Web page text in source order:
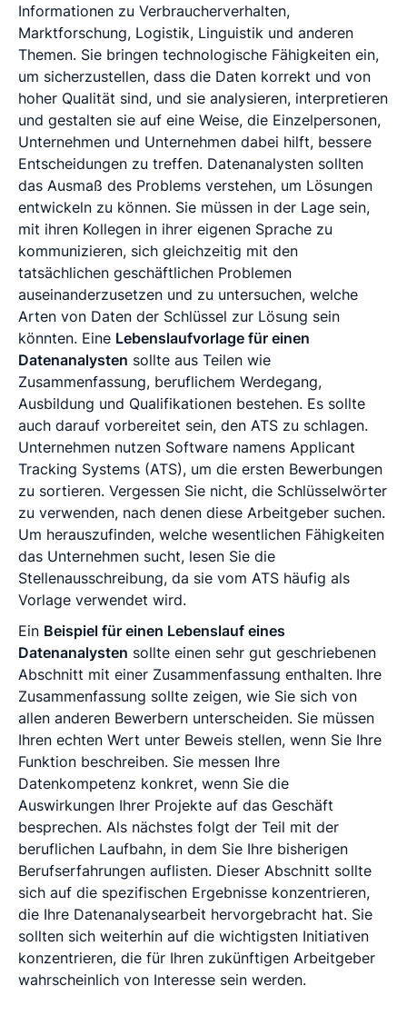
Informationen zu Verbraucherverhalten,
Marktforschung, Logistik, Linguistik und anderen
Themen. Sie bringen technologische Fähigkeiten ein,
um sicherzustellen, dass die Daten korrekt und von
hoher Qualität sind, und sie analysieren, interpretieren
und gestalten sie auf eine Weise, die Einzelpersonen,
Unternehmen und Unternehmen dabei hilft, bessere
Entscheidungen zu treffen. Datenanalysten sollten
das Ausmaß des Problems verstehen, um Lösungen
entwickeln zu können. Sie müssen in der Lage sein,
mit ihren Kollegen in ihrer eigenen Sprache zu
kommunizieren, sich gleichzeitig mit den
tatsächlichen geschäftlichen Problemen
auseinanderzusetzen und zu untersuchen, welche
Arten von Daten der Schlüssel zur Lösung sein
könnten. Eine Lebenslaufvorlage für einen
Datenanalysten sollte aus Teilen wie
Zusammenfassung, beruflichem Werdegang,
Ausbildung und Qualifikationen bestehen. Es sollte
auch darauf vorbereitet sein, den ATS zu schlagen.
Unternehmen nutzen Software namens Applicant
Tracking Systems (ATS), um die ersten Bewerbungen
zu sortieren. Vergessen Sie nicht, die Schlüsselwörter
zu verwenden, nach denen diese Arbeitgeber suchen.
Um herauszufinden, welche wesentlichen Fähigkeiten
das Unternehmen sucht, lesen Sie die
Stellenausschreibung, da sie vom ATS häufig als
Vorlage verwendet wird.
Ein Beispiel für einen Lebenslauf eines
Datenanalysten sollte einen sehr gut geschriebenen
Abschnitt mit einer Zusammenfassung enthalten. Ihre
Zusammenfassung sollte zeigen, wie Sie sich von
allen anderen Bewerbern unterscheiden. Sie müssen
Ihren echten Wert unter Beweis stellen, wenn Sie Ihre
Funktion beschreiben. Sie messen Ihre
Datenkompetenz konkret, wenn Sie die
Auswirkungen Ihrer Projekte auf das Geschäft
besprechen. Als nächstes folgt der Teil mit der
beruflichen Laufbahn, in dem Sie Ihre bisherigen
Berufserfahrungen auflisten. Dieser Abschnitt sollte
sich auf die spezifischen Ergebnisse konzentrieren,
die Ihre Datenanalysearbeit hervorgebracht hat. Sie
sollten sich weiterhin auf die wichtigsten Initiativen
konzentrieren, die für Ihren zukünftigen Arbeitgeber
wahrscheinlich von Interesse sein werden.